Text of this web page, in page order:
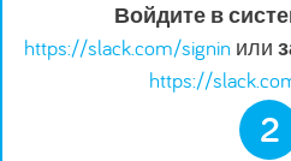
Войдите в
https://slack.com/signin или
https://
2